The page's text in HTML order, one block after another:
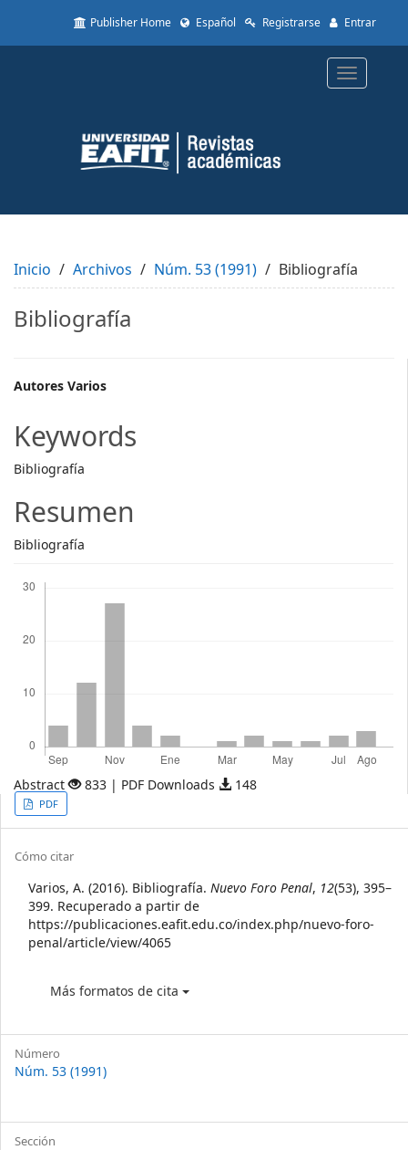
to
Content
Sidebar
Publisher Home Español Registrarse Entrar
Toggle
Inicio Archivos Núm. 53 (1991) Bibliografía
Bibliografía
Main
Article
Content
Autores Varios
Keywords
Bibliografía
Resumen
Bibliografía
Abstract 833 | PDF Downloads 148
Article
Sidebar
PDF
Article
Details
Cómo citar
Varios, A. (2016). Bibliografía. Nuevo Foro Penal, 12(53), 395–
399. Recuperado a partir de
https://publicaciones.eafit.edu.co/index.php/nuevo-foro-
penal/article/view/4065
Más formatos de cita
Número
Núm. 53 (1991)
Sección